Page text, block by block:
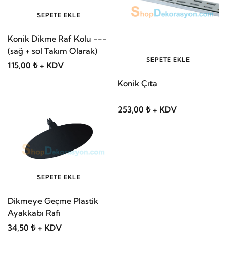
SEPETE EKLE
Konik Dikme Raf Kolu ---
(sağ + sol Takım Olarak)
115,00 ₺ + KDV
SEPETE EKLE
Konik Çıta
253,00 ₺ + KDV
SEPETE EKLE
Dikmeye Geçme Plastik
Ayakkabı Rafı
34,50 ₺ + KDV